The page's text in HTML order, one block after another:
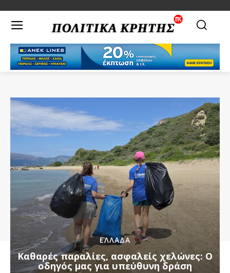
ΕΛΛΑΔΑ
Καθαρές παραλίες, ασφαλείς χελώνες: Ο
οδηγός μας για υπεύθυνη δράση